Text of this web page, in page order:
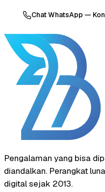
Chat WhatsApp —
Pengalaman yang bisa
diandalkan. Perangkat
digital sejak 2013.